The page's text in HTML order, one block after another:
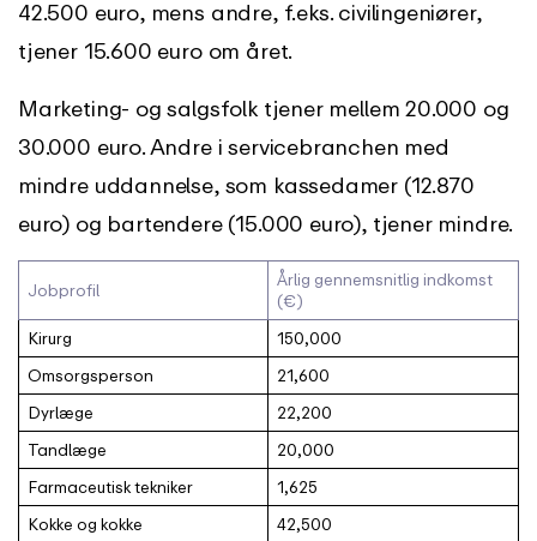
42.500 euro, mens andre, f.eks. civilingeniører,
tjener 15.600 euro om året.
Marketing- og salgsfolk tjener mellem 20.000 og
30.000 euro. Andre i servicebranchen med
mindre uddannelse, som kassedamer (12.870
euro) og bartendere (15.000 euro), tjener mindre.
Jobprofil
Årlig gennemsnitlig indkomst
(€)
Kirurg
150,000
Omsorgsperson
21,600
Dyrlæge
22,200
Tandlæge
20,000
Farmaceutisk tekniker
1,625
Kokke og kokke
42,500